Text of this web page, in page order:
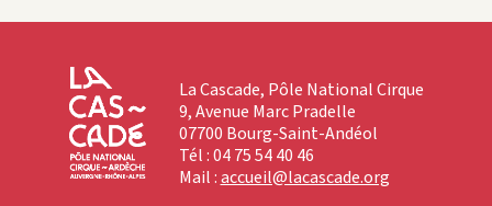
La Cascade, Pôle National Cirque
9, Avenue Marc Pradelle
07700 Bourg-Saint-Andéol
Tél : 04 75 54 40 46
Mail :accueil@lacascade.org